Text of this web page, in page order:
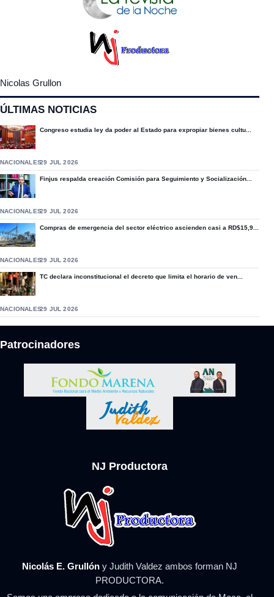
Nicolas Grullon
ÚLTIMAS NOTICIAS
Congreso estudia ley da poder al Estado para expropiar bienes cultu...
NACIONALES29 JUL 2026
Finjus respalda creación Comisión para Seguimiento y Socialización...
NACIONALES29 JUL 2026
Compras de emergencia del sector eléctrico ascienden casi a RD$15,9...
NACIONALES29 JUL 2026
TC declara inconstitucional el decreto que limita el horario de ven...
NACIONALES29 JUL 2026
Patrocinadores
NJ Productora
Nicolás E. Grullón y Judith Valdez ambos forman NJ
PRODUCTORA.